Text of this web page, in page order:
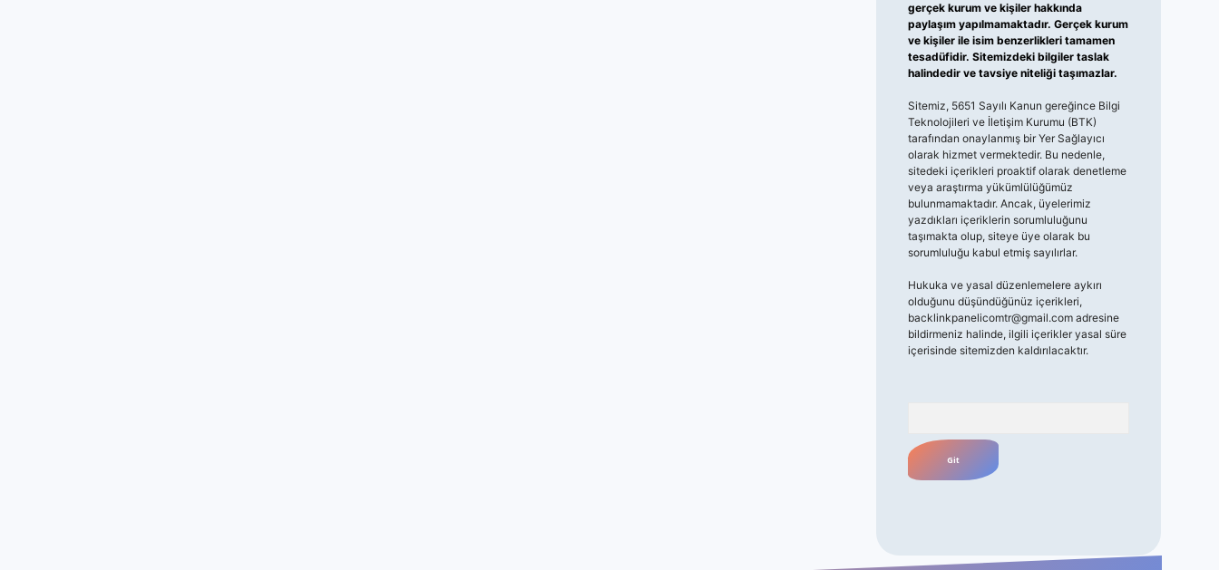
gerçek kurum ve kişiler hakkında
paylaşım yapılmamaktadır. Gerçek kurum
ve kişiler ile isim benzerlikleri tamamen
tesadüfidir. Sitemizdeki bilgiler taslak
halindedir ve tavsiye niteliği taşımazlar.
Sitemiz, 5651 Sayılı Kanun gereğince Bilgi
Teknolojileri ve İletişim Kurumu (BTK)
tarafından onaylanmış bir Yer Sağlayıcı
olarak hizmet vermektedir. Bu nedenle,
sitedeki içerikleri proaktif olarak denetleme
veya araştırma yükümlülüğümüz
bulunmamaktadır. Ancak, üyelerimiz
yazdıkları içeriklerin sorumluluğunu
taşımakta olup, siteye üye olarak bu
sorumluluğu kabul etmiş sayılırlar.
Hukuka ve yasal düzenlemelere aykırı
olduğunu düşündüğünüz içerikleri,
backlinkpanelicomtr@gmail.comadresine
bildirmeniz halinde, ilgili içerikler yasal süre
içerisinde sitemizden kaldırılacaktır.